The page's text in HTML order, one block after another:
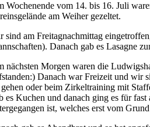
Wochenende vom 14. bis 16. Juli
am Weiher gezeltet.
sind am Freitagnachmittag
Danach gab es Lasagne
nächsten Morgen waren die
Danach war Freizeit und wir
oder beim Zirkeltraining mit
es Kuchen und danach ging es für
ist, welches erst vom